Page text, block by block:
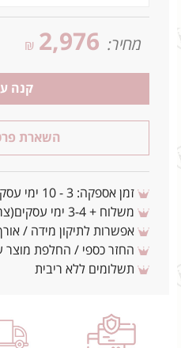
מחיר: 2,976
₪
קנה
השארת
זמן אספקה: 3 - 10 ימי עסקים מאישור העסקה
משלוח + 3-4 ימי עסקים(צריכים לפני ? צרו איתנו קשר)
אפשרות לתיקון מידה /
החזר כספי / החלפת מוצר עד 14
תשלומים ללא ריבית